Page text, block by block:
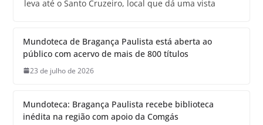
leva até o Santo Cruzeiro, local que dá uma vista
Mundoteca de Bragança Paulista está aberta ao
público com acervo de mais de 800 títulos
23 de julho de 2026
Mundoteca: Bragança Paulista recebe biblioteca
inédita na região com apoio da Comgás